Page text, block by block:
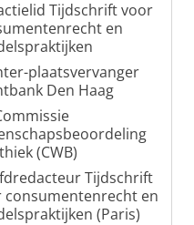
Tijdschrift voor
en
plaatsvervanger
Den Haag
(CWB)
Tijdschrift
consumentenrecht en
(Paris)